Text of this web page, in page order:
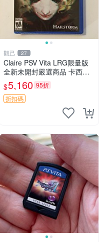
觀己 27
Claire PSV Vita LRG限量版
全新未開封嚴選商品 卡西歐
電競耳機耳罩 PSV vita 耳機
電競耳機
$5,160 95折
折扣碼